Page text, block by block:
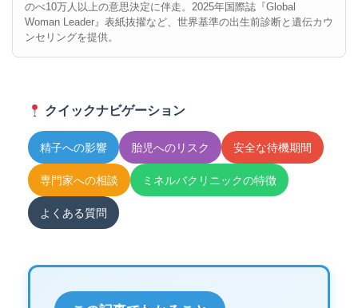
のべ10万人以上の意思決定に伴走。2025年国際誌『Global
Woman Leader』表紙抜擢など、世界基準の出生前診断と遺伝カウ
ンセリングを提供。
クイックナビゲーション
精子への影響 胎児へのリスク 安全な待機期間
専門家への相談 ミネルバクリニックの特徴
よくある質問